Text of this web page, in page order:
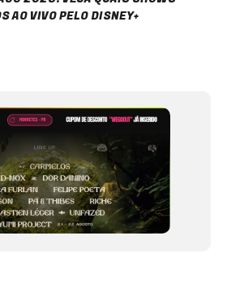
AO VIVO PELO DISNEY+